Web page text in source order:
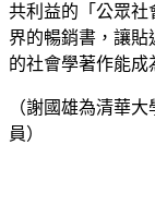
共利益的「公眾社
界的暢銷書，讓貼
的社會學著作能成
（謝國雄為清華
員）